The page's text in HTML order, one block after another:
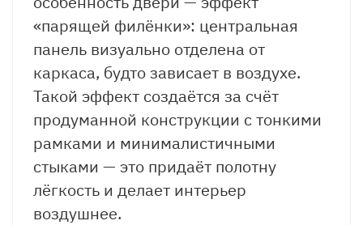
«парящей филёнки»: центральная
панель визуально отделена от
каркаса, будтозависает в воздухе.
Такой эффект создаётся за счёт
продуманной конструкции стонкими
рамками и минималистичными
стыками — это придаёт полотну
лёгкость и делает интерьер
воздушнее.